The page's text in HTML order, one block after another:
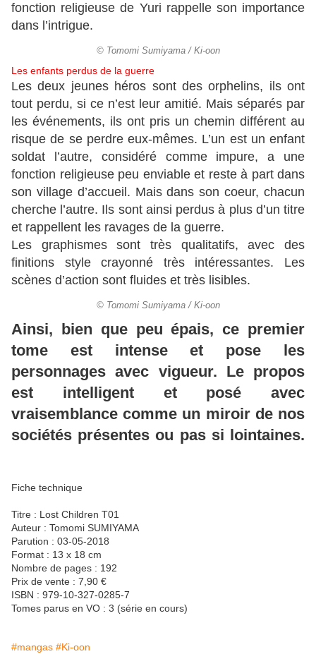
fonction religieuse de Yuri rappelle son importance
dans l’intrigue.
© Tomomi Sumiyama / Ki-oon
Les enfants perdus de la guerre
Les deux jeunes héros sont des orphelins, ils ont
tout perdu, si ce n’est leur amitié. Mais séparés par
les événements, ils ont pris un chemin différent au
risque de se perdre eux-mêmes. L’un est un enfant
soldat l’autre, considéré comme impure, a une
fonction religieuse peu enviable et reste à part dans
son village d’accueil. Mais dans son coeur, chacun
cherche l’autre. Ils sont ainsi perdus à plus d’un titre
et rappellent les ravages de la guerre.
Les graphismes sont très qualitatifs, avec des
finitions style crayonné très intéressantes. Les
scènes d’action sont fluides et très lisibles.
© Tomomi Sumiyama / Ki-oon
Ainsi, bien que peu épais, ce premier
tome est intense et pose les
personnages avec vigueur. Le propos
est intelligent et posé avec
vraisemblance comme un miroir de nos
sociétés présentes ou pas si lointaines.
Fiche technique
Titre : Lost Children T01
Auteur : Tomomi SUMIYAMA
Parution : 03-05-2018
Format : 13 x 18 cm
Nombre de pages : 192
Prix de vente : 7,90 €
ISBN : 979-10-327-0285-7
Tomes parus en VO : 3 (série en cours)
#mangas #Ki-oon